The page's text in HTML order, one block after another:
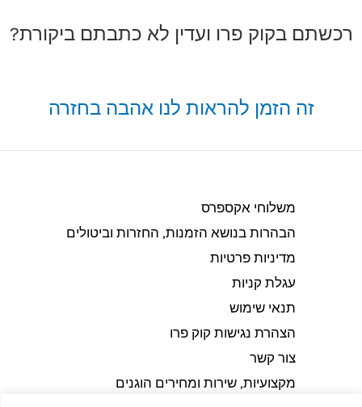
רכשתם בקוק פרו ועדין לא כתבתם ביקורת?
זה הזמן להראות לנו אהבה בחזרה
משלוחי אקספרס
הבהרות בנושא הזמנות, החזרות וביטולים​
מדיניות פרטיות
עגלת קניות
תנאי שימוש
הצהרת נגישות קוק פרו
צור קשר
מקצועיות, שירות ומחירים הוגנים